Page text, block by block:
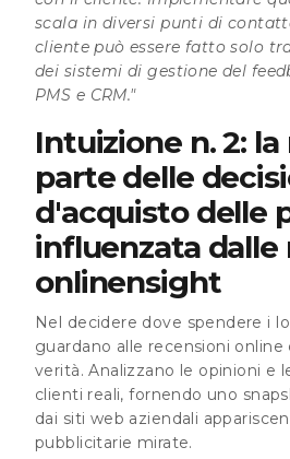
scala in diversi punti di
cliente può essere fatto solo
dei sistemi di gestione del
PMS e CRM."
Intuizione n. 2:
parte delle
d'acquisto delle
influenzata dalle
onlinensight
Nel decidere dove spendere i
guardano alle recensioni
verità. Analizzano le opinioni e
clienti reali, fornendo uno
dai siti web aziendali
pubblicitarie mirate.